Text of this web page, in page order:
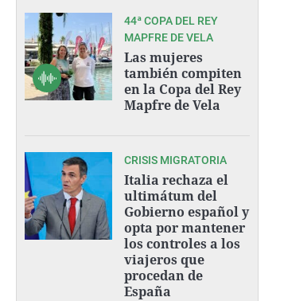
44ª COPA DEL REY
MAPFRE DE VELA
Las mujeres
también compiten
en la Copa del Rey
Mapfre de Vela
CRISIS MIGRATORIA
Italia rechaza el
ultimátum del
Gobierno español y
opta por mantener
los controles a los
viajeros que
procedan de
España